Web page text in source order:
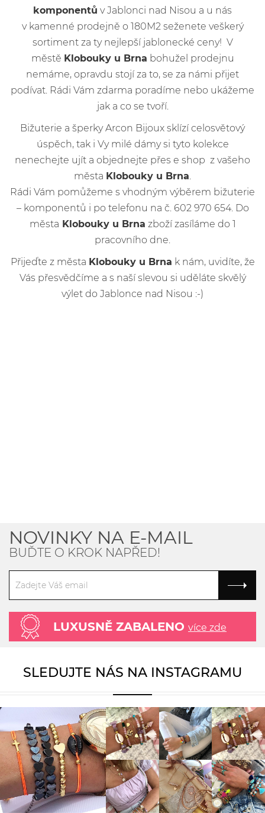
komponentů v Jablonci nad Nisou a u nás
v kamenné prodejně o 180M2 seženete veškerý
sortiment za ty nejlepší jablonecké ceny! V
městě Klobouky u Brna bohužel prodejnu
nemáme, opravdu stojí za to, se za námi přijet
podívat. Rádi Vám zdarma poradíme nebo ukážeme
jak a co se tvoří.
Bižuterie a šperky Arcon Bijoux sklízí celosvětový
úspěch, tak i Vy milé dámy si tyto kolekce
nenechejte ujít a objednejte přes e shop z vašeho
města Klobouky u Brna
Rádi Vám pomůžeme s vhodným výběrem bižuterie
– komponentů i po telefonu na č. 602 970 654. Do
města Klobouky u Brna zboží zasíláme do 1
pracovního dne.
Přijeďte z města Klobouky u Brna k nám, uvidíte, že
Vás přesvědčíme a s naší slevou si uděláte skvělý
výlet do Jablonce nad Nisou :-)
NOVINKY NA E-MAIL
BUĎTE O KROK NAPŘED!
LUXUSNĚ ZABALENO více zde
SLEDUJTE NÁS NA INSTAGRAMU